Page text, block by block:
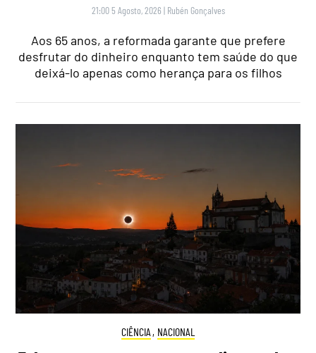
21:00 5 Agosto, 2026 | Rubén Gonçalves
Aos 65 anos, a reformada garante que prefere
desfrutar do dinheiro enquanto tem saúde do que
deixá-lo apenas como herança para os filhos
CIÊNCIA , NACIONAL